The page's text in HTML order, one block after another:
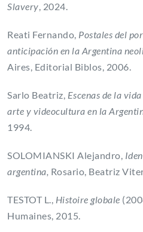
Slavery, 2024.
Reati Fernando, Postales del
anticipación en la Argentina
Aires, Editorial Biblos, 2006.
Sarlo Beatriz, Escenas de la
arte y videocultura en la
1994.
SOLOMIANSKI Alejandro,
argentina, Rosario, Beatriz
TESTOT L., Histoire globale
Humaines, 2015.